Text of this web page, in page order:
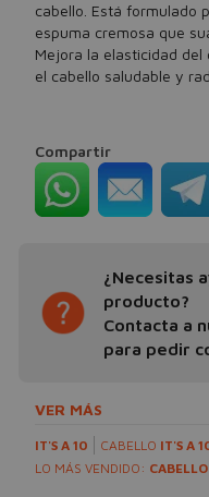
cabello. Está formulado
espuma cremosa que
Mejora la elasticidad
el cabello saludable y
Compartir
¿Necesitas
producto?
Contacta a
para pedir
VER MÁS
IT'S A 10 CABELLO IT'S A
LO MÁS VENDIDO: CABELLO